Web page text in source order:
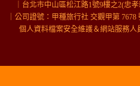
｜台北市中山區松江路1號9樓之2(忠
｜公司證號：甲種旅行社 交觀甲第
個人資料檔案安全維護＆網站服務人